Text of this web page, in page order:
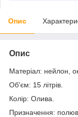
Опис
Опис
Матеріал: нейлон,
Об'єм: 15 літрів.
Колір: Олива.
Призначення: